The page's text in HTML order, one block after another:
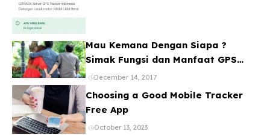
Mau Kemana Dengan Siapa ?
Simak Fungsi dan Manfaat GPS
Mobil
December 14, 2017
Choosing a Good Mobile Tracker
Free App
October 13, 2023